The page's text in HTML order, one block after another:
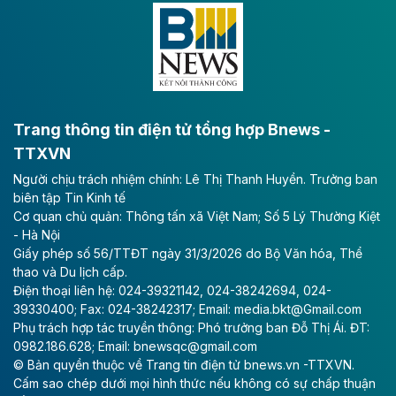
lực phát triển kinh tế - xã hội khu vực phía Nam đồng
Long Thành
Tổng công ty Cảng hàng không Việt Nam - CTCP
(ACV) vừa lập kỷ lục mới về lợi nhuận trong quý
II/2026.
Theo baodautu.vn
Vinaconex lập đỉnh doanh thu
Tổng CTCP Xuất nhập khẩu và Xây dựng Việt Nam
(Vinaconex) đã khép lại nửa đầu năm với doanh thu
thuần gần 7.268 tỷ đồng, tăng 4% so với cùng kỳ và
cũng là mức cao nhất lịch sử hoạt động của doanh
nghiệp.
Trang thông tin điện tử tổng hợp Bnews -
TTXVN
Người chịu trách nhiệm chính: Lê Thị Thanh Huyền. Trưởng ban
biên tập Tin Kinh tế
Cơ quan chủ quản: Thông tấn xã Việt Nam; Số 5 Lý Thường Kiệt
- Hà Nội
Giấy phép số 56/TTĐT ngày 31/3/2026 do Bộ Văn hóa, Thể
thao và Du lịch cấp.
Điện thoại liên hệ: 024-39321142, 024-38242694, 024-
39330400; Fax: 024-38242317; Email: media.bkt@Gmail.com
Phụ trách hợp tác truyền thông: Phó trưởng ban Đỗ Thị Ái. ĐT:
0982.186.628; Email: bnewsqc@gmail.com
© Bản quyền thuộc về Trang tin điện tử bnews.vn -TTXVN.
Cấm sao chép dưới mọi hình thức nếu không có sự chấp thuận